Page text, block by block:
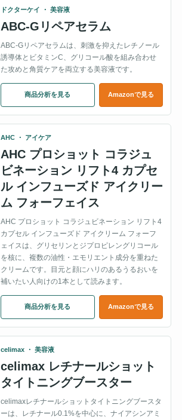
ドクターケイ ・ 美容液
ABC-Gリペアセラム
ABC-Gリペアセラムは、刺激を抑えたレチノール
誘導体とビタミンC、グリコール酸を組み合わせ
た攻めと角質ケアを両立する美容液です。
商品分析を見る Amazonで見る
AHC ・ アイケア
AHC プロショット コラジュ
ビネーション リフト4 カプセ
ル インフューズド アイクリー
ム フォーフェイス
AHC プロショット コラジュビネーション リフト4
カプセル インフューズド アイクリーム フォーフ
ェイスは、グリセリンとジプロピレングリコール
を核に、複数の油性・エモリエント成分を重ねた
クリームです。目元と顔にハリのあるうるおいを
補いたい人向けの1本として読みます。
商品分析を見る Amazonで見る
celimax ・ 美容液
celimax レチナールショット
タイトニングブースター
celimaxレチナールショットタイトニングブースタ
ーは、レチナール0.1%を中心に、ナイアシンアミ